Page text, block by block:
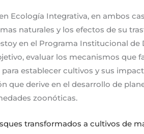
Ecología Integrativa, en ambos
naturales y los efectos de su
en el Programa Institucional de
evaluar los mecanismos que
establecer cultivos y sus
que derive en el desarrollo de
zoonóticas.
transformados a cultivos de